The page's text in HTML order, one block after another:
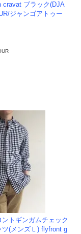
cravat ブラック(DJA
ジャンゴアトゥー
ントギンガムチェック
ツ(メンズＬ) flyfront g